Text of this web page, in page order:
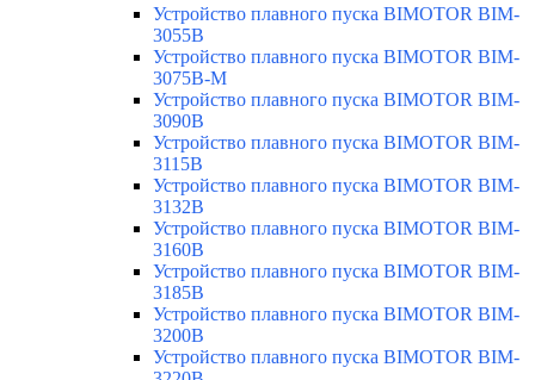
Устройство плавного пуска BIMOTOR BIM-
3055B
Устройство плавного пуска BIMOTOR BIM-
3075B-M
Устройство плавного пуска BIMOTOR BIM-
3090B
Устройство плавного пуска BIMOTOR BIM-
3115B
Устройство плавного пуска BIMOTOR BIM-
3132B
Устройство плавного пуска BIMOTOR BIM-
3160B
Устройство плавного пуска BIMOTOR BIM-
3185B
Устройство плавного пуска BIMOTOR BIM-
3200B
Устройство плавного пуска BIMOTOR BIM-